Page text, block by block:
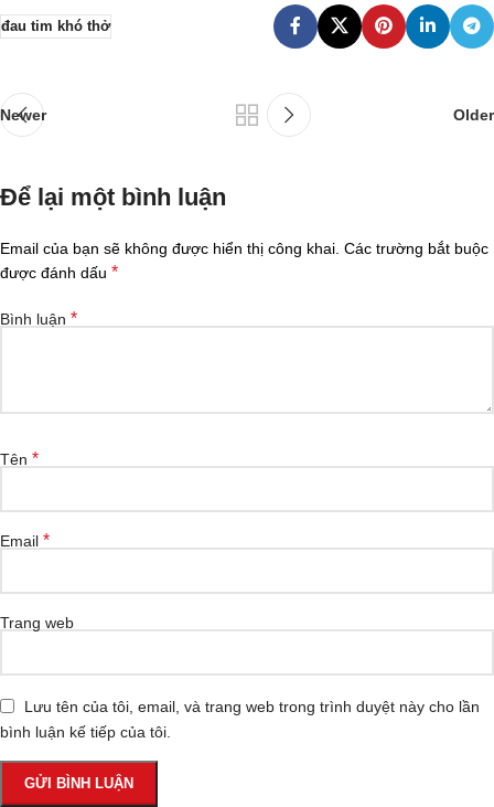
đau tim khó thở
Newer Older
Để lại một bình luận
Email của bạn sẽ không được hiển thị công khai. Các trường bắt buộc
được đánh dấu *
Bình luận *
Tên *
Email *
Trang web
Lưu tên của tôi, email, và trang web trong trình duyệt này cho lần
bình luận kế tiếp của tôi.